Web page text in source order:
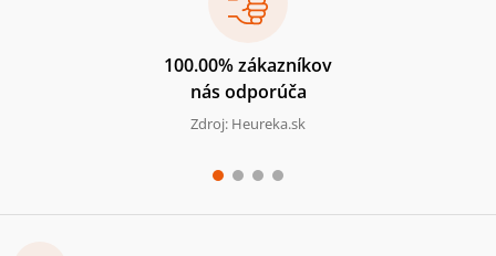
100.00% zákazníkov
nás odporúča
Zdroj: Heureka.sk